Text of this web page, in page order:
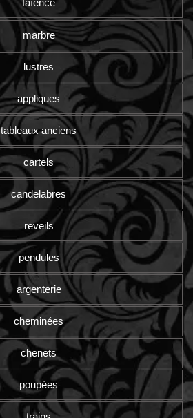
faïence
marbre
lustres
appliques
tableaux anciens
cartels
candelabres
reveils
pendules
argenterie
cheminées
chenets
poupées